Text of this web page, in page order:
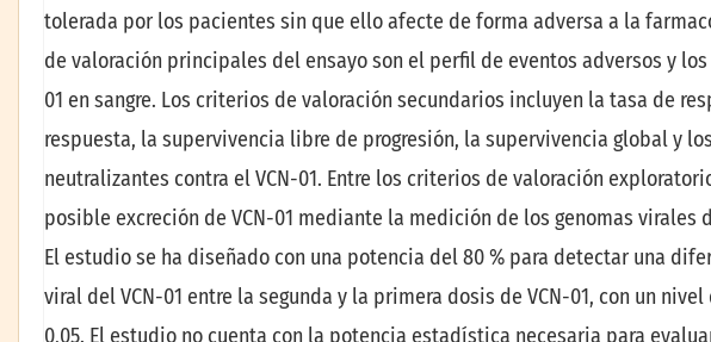
tolerada por los pacientes sin que ello afecte de forma adversa a la
de valoración principales del ensayo son el perfil de eventos adversos y
01 en sangre. Los criterios de valoración secundarios incluyen la tasa de
respuesta, la supervivencia libre de progresión, la supervivencia global y
neutralizantes contra el VCN-01. Entre los criterios de valoración
posible excreción de VCN-01 mediante la medición de los genomas virales
El estudio se ha diseñado con una potencia del 80 % para detectar una
viral del VCN-01 entre la segunda y la primera dosis de VCN-01, con un
0,05. El estudio no cuenta con la potencia estadística necesaria para